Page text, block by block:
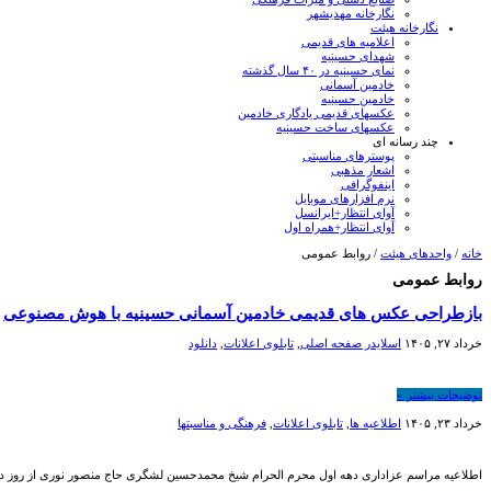
نگارخانه مهدیشهر
نگارخانه هیئت
اعلامیه های قدیمی
شهدای حسینیه
نمای حسینیه در ۴۰ سال گذشته
خادمین آسمانی
خادمین حسینیه
عکسهای قدیمی یادگاری خادمین
عکسهای ساخت حسینیه
چند رسانه ای
پوسترهای مناسبتی
اشعار مذهبی
اینفوگرافی
نرم افزارهای موبایل
آوای انتظار+ایرانسل
آوای انتظار+همراه اول
خانه / واحدهای هیئت / روابط عمومی
روابط عمومی
بازطراحی عکس های قدیمی خادمین آسمانی حسینیه با هوش مصنوعی
خرداد ۲۷, ۱۴۰۵ اسلایدر صفحه اصلی تابلوی اعلانات دانلود
توضیحات بیشتر »
خرداد ۲۳, ۱۴۰۵ اطلاعیه ها تابلوی اعلانات فرهنگی و مناسبتها
اطلاعیه مراسم عزاداری دهه اول محرم الحرام شیخ محمدحسین لشگری حاج منصور نوری از روز دوشنبه ۲۵ خرداد به مدت ۱۱ شب همراه با نماز مغرب و عشاء حسینیه اعظم مهدیشهریها لطفا اطلاع